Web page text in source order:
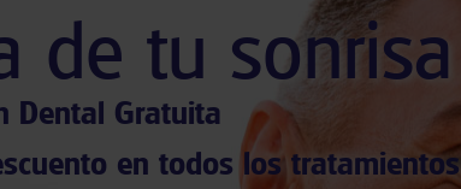
de tu sonrisa
Dental Gratuita
en todos los tratamientos